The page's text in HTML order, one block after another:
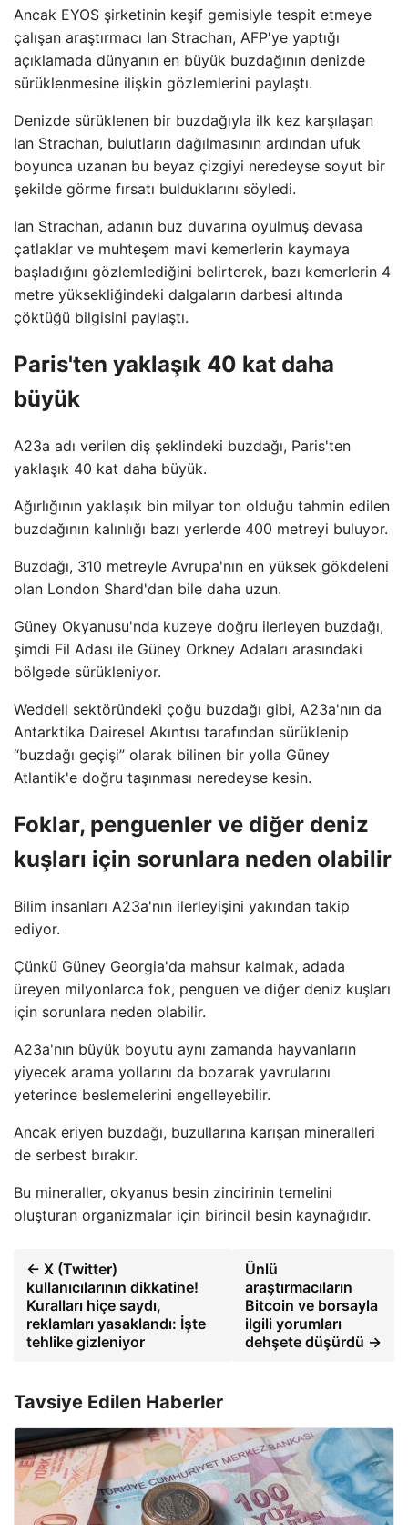
Ancak EYOS şirketinin keşif gemisiyle tespit etmeye
çalışan araştırmacı Ian Strachan, AFP'ye yaptığı
açıklamada dünyanın en büyük buzdağının denizde
sürüklenmesine ilişkin gözlemlerini paylaştı.
Denizde sürüklenen bir buzdağıyla ilk kez karşılaşan
Ian Strachan, bulutların dağılmasının ardından ufuk
boyunca uzanan bu beyaz çizgiyi neredeyse soyut bir
şekilde görme fırsatı bulduklarını söyledi.
Ian Strachan, adanın buz duvarına oyulmuş devasa
çatlaklar ve muhteşem mavi kemerlerin kaymaya
başladığını gözlemlediğini belirterek, bazı kemerlerin 4
metre yüksekliğindeki dalgaların darbesi altında
çöktüğü bilgisini paylaştı.
Paris'ten yaklaşık 40 kat daha
büyük
A23a adı verilen diş şeklindeki buzdağı, Paris'ten
yaklaşık 40 kat daha büyük.
Ağırlığının yaklaşık bin milyar ton olduğu tahmin edilen
buzdağının kalınlığı bazı yerlerde 400 metreyi buluyor.
Buzdağı, 310 metreyle Avrupa'nın en yüksek gökdeleni
olan London Shard'dan bile daha uzun.
Güney Okyanusu'nda kuzeye doğru ilerleyen buzdağı,
şimdi Fil Adası ile Güney Orkney Adaları arasındaki
bölgede sürükleniyor.
Weddell sektöründeki çoğu buzdağı gibi, A23a'nın da
Antarktika Dairesel Akıntısı tarafından sürüklenip
“buzdağı geçişi” olarak bilinen bir yolla Güney
Atlantik'e doğru taşınması neredeyse kesin.
Foklar, penguenler ve diğer deniz
kuşları için sorunlara neden olabilir
Bilim insanları A23a'nın ilerleyişini yakından takip
ediyor.
Çünkü Güney Georgia'da mahsur kalmak, adada
üreyen milyonlarca fok, penguen ve diğer deniz kuşları
için sorunlara neden olabilir.
A23a'nın büyük boyutu aynı zamanda hayvanların
yiyecek arama yollarını da bozarak yavrularını
yeterince beslemelerini engelleyebilir.
Ancak eriyen buzdağı, buzullarına karışan mineralleri
de serbest bırakır.
Bu mineraller, okyanus besin zincirinin temelini
oluşturan organizmalar için birincil besin kaynağıdır.
← X (Twitter)
kullanıcılarının dikkatine!
Kuralları hiçe saydı,
reklamları yasaklandı: İşte
tehlike gizleniyor
Ünlü
araştırmacıların
Bitcoin ve borsayla
ilgili yorumları
dehşete düşürdü →
Tavsiye Edilen Haberler